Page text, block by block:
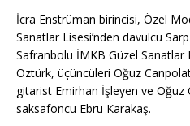
İcra Enstrüman birincisi, Özel
Sanatlar Lisesi’nden davulcu
Safranbolu İMKB Güzel Sanatlar
Öztürk, üçüncüleri Oğuz
gitarist Emirhan İşleyen ve Oğuz
saksafoncu Ebru Karakaş.